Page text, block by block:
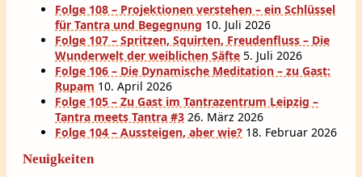
Folge 108 – Projektionen verstehen – ein Schlüssel
für Tantra und Begegnung 10. Juli 2026
Folge 107 – Spritzen, Squirten, Freudenfluss – Die
Wunderwelt der weiblichen Säfte 5. Juli 2026
Folge 106 – Die Dynamische Meditation – zu Gast:
Rupam 10. April 2026
Folge 105 – Zu Gast im Tantrazentrum Leipzig –
Tantra meets Tantra #3 26. März 2026
Folge 104 – Aussteigen, aber wie? 18. Februar 2026
Neuigkeiten